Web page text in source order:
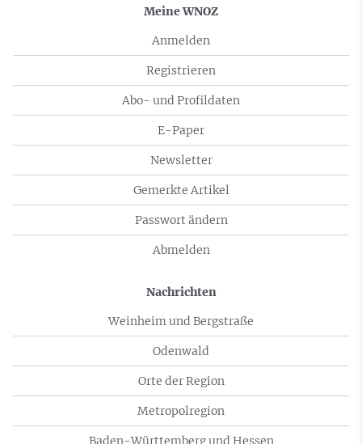
Meine WNOZ
Anmelden
Registrieren
Abo- und Profildaten
E-Paper
Newsletter
Gemerkte Artikel
Passwort ändern
Abmelden
Nachrichten
Weinheim und Bergstraße
Odenwald
Orte der Region
Metropolregion
Baden-Württemberg und Hessen